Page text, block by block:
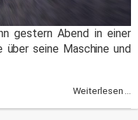
gestern Abend in einer
über seine Maschine und
Weiterlesen ...